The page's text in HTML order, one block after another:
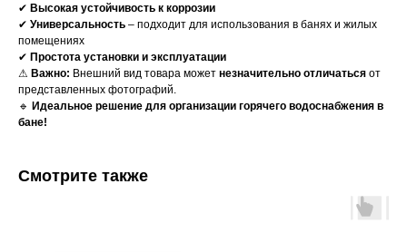
✔ Высокая устойчивость к коррозии
✔ Универсальность – подходит для использования в банях и жилых
помещениях
✔ Простота установки и эксплуатации
⚠ Важно: Внешний вид товара может незначительно отличаться от
представленных фотографий.
🔹 Идеальное решение для организации горячего водоснабжения в
бане!
Смотрите также